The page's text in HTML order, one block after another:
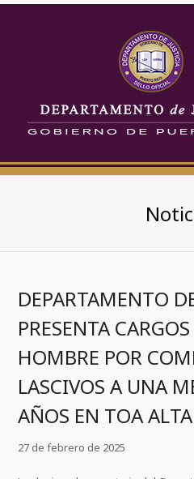
DEPARTAMENTO
PRESENTA
HOMBRE POR
LASCIVOS A UNA
AÑOS EN TOA ALTA
27 de febrero de 2025